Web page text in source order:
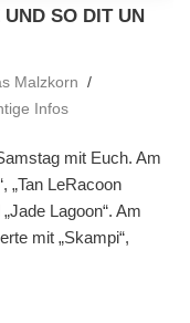
SO DIT UN
Malzkorn
Infos
mit Euch. Am
„Tan LeRacoon
Lagoon“. Am
mit „Skampi“,